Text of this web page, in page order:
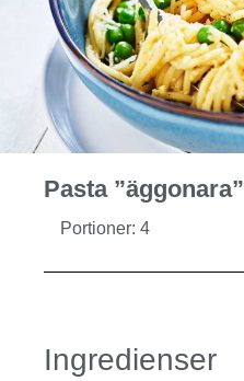
Pasta ”äggonara”
Portioner: 4
Ingredienser